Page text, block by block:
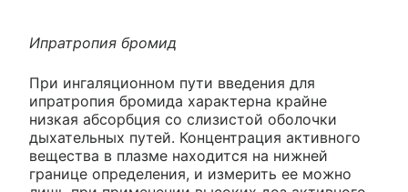
Ипратропия бромид
При ингаляционном пути введения для
ипратропия бромида характерна крайне
низкая абсорбция со слизистой оболочки
дыхательных путей. Концентрация активного
вещества в плазме находится на нижней
границе определения, и измерить ее можно